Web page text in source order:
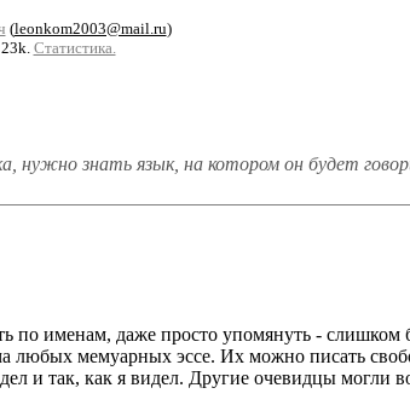
(leonkom2003@mail.ru)
Статистика.
нужно знать язык, на котором он будет
по именам, даже просто упомянуть -
мемуарных эссе. Их можно писать
и так, как я видел. Другие очевидцы могли